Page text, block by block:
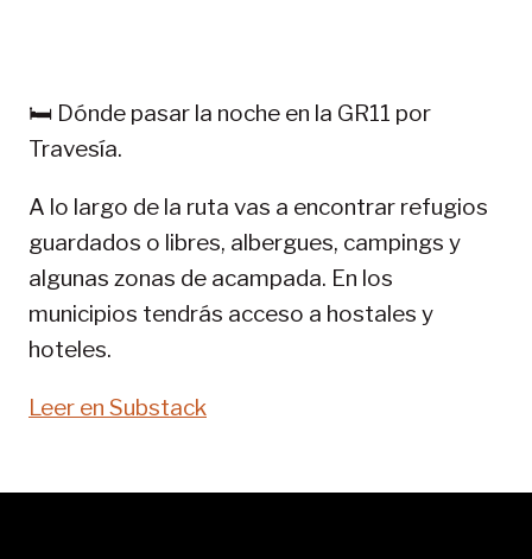
11-
🛏️ Dónde pasar la noche en la GR11 por
Travesía.
A lo largo de la ruta vas a encontrar refugios
guardados o libres, albergues, campings y
algunas zonas de acampada. En los
municipios tendrás acceso a hostales y
hoteles.
Leer en Substack